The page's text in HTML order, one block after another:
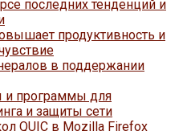
последних тенденций и
продуктивность и
в поддержании
и программы для
и защиты сети
QUIC в Mozilla Firefox